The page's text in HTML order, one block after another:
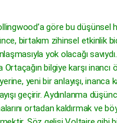
göre bu düşünsel
birtakım zihinsel etkinlik
yok olacağı
Ortaçağın bilgiye karşı inancı
yerine, yeni bir anlayışı, inanca
geçirir. Aydınlanma
ortadan kaldırmak ve